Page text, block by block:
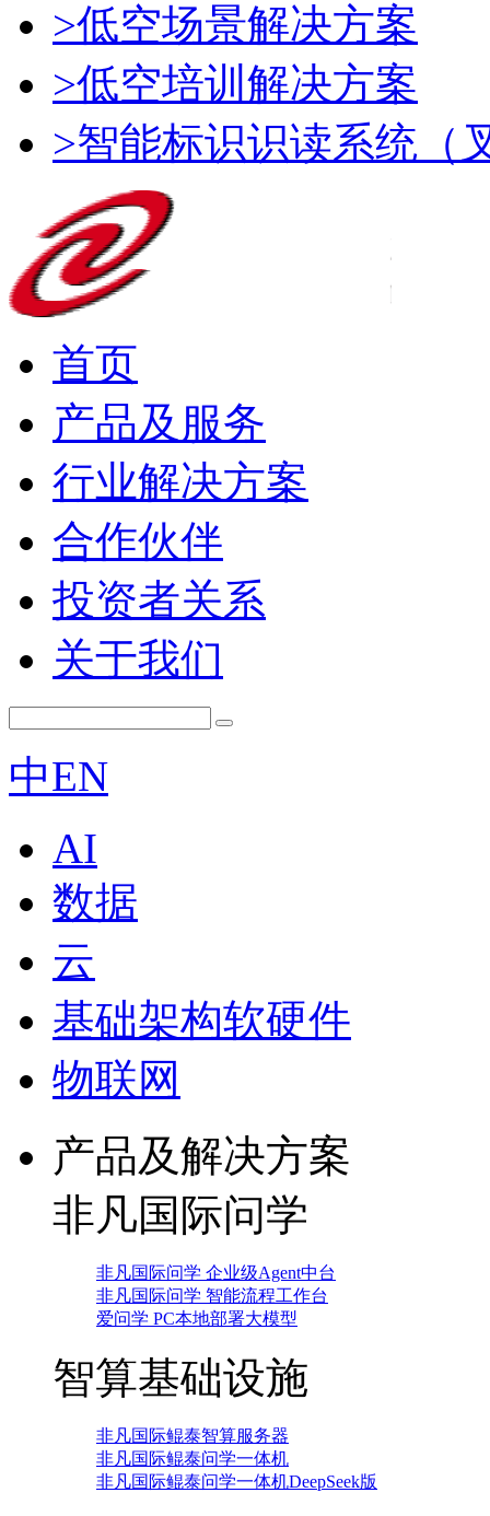
>低空场景解决方案
>低空培训解决方案
>智能标识识读系统（
首页
产品及服务
行业解决方案
合作伙伴
投资者关系
关于我们
中EN
AI
数据
云
基础架构软硬件
物联网
产品及解决方案
非凡国际问学
非凡国际问学 企业级Agent中台
非凡国际问学 智能流程工作台
爱问学 PC本地部署大模型
智算基础设施
非凡国际鲲泰智算服务器
非凡国际鲲泰问学一体机
非凡国际鲲泰问学一体机DeepSeek版